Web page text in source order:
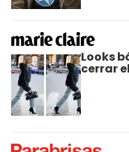
Looks
cerrar